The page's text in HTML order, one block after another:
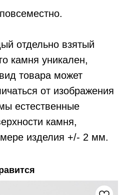
повсеместно.
отдельно взятый
камня уникален,
товара может
от изображения
естественные
камня,
изделия +/- 2 мм.